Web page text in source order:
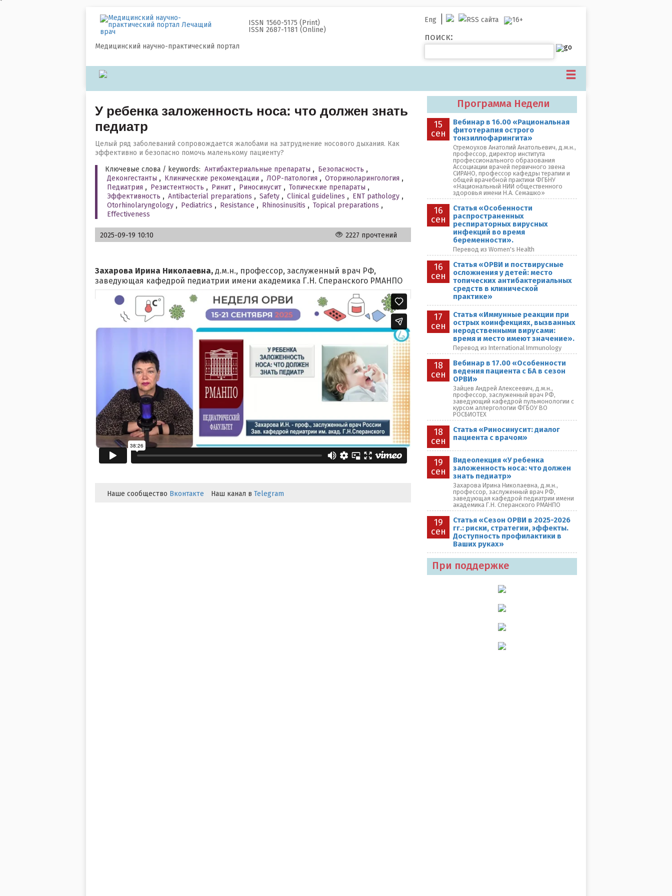
`
Медицинский научно-практический портал
ISSN 1560-5175 (Print)
ISSN 2687-1181 (Online)
Eng
поиск:
У ребенка заложенность носа: что должен знать
педиатр
Целый ряд заболеваний сопровождается жалобами на затруднение носового дыхания. Как
эффективно и безопасно помочь маленькому пациенту?
Ключевые слова / keywords: Антибактериальные препараты , Безопасность ,
Деконгестанты , Клинические рекомендации , ЛОР-патология , Оториноларингология ,
Педиатрия , Резистентность , Ринит , Риносинусит , Топические препараты ,
Эффективность , Antibacterial preparations , Safety , Clinical guidelines , ENT pathology ,
Otorhinolaryngology , Pediatrics , Resistance , Rhinosinusitis , Topical preparations ,
Effectiveness
2025-09-19 10:10 2227 прочтений
Захарова Ирина Николаевна, д.м.н., профессор, заслуженный врач РФ,
заведующая кафедрой педиатрии имени академика Г.Н. Сперанского РМАНПО
Наше сообщество Вконтакте Наш канал в Telegram
Программа Недели
15
сен
Вебинар в 16.00 «Рациональная
фитотерапия острого
тонзиллофарингита»
Стремоухов Анатолий Анатольевич, д.м.н.,
профессор, директор института
профессионального образования
Ассоциации врачей первичного звена
СИРАНО, профессор кафедры терапии и
общей врачебной практики ФГБНУ
«Национальный НИИ общественного
здоровья имени Н.А. Семашко»
16
сен
Статья «Особенности
распространенных
респираторных вирусных
инфекций во время
беременности».
Перевод из Women's Health
16
сен
Статья «ОРВИ и поствирусные
осложнения у детей: место
топических антибактериальных
средств в клинической
практике»
17
сен
Статья «Иммунные реакции при
острых коинфекциях, вызванных
неродственными вирусами:
время и место имеют значение».
Перевод из International Immunology
18
сен
Вебинар в 17.00 «Особенности
ведения пациента с БА в сезон
ОРВИ»
Зайцев Андрей Алексеевич, д.м.н.,
профессор, заслуженный врач РФ,
заведующий кафедрой пульмонологии с
курсом аллергологии ФГБОУ ВО
РОСБИОТЕХ
18
сен
Статья «Риносинусит: диалог
пациента с врачом»
19
сен
Видеолекция «У ребенка
заложенность носа: что должен
знать педиатр»
Захарова Ирина Николаевна, д.м.н.,
профессор, заслуженный врач РФ,
заведующая кафедрой педиатрии имени
академика Г.Н. Сперанского РМАНПО
19
сен
Статья «Сезон ОРВИ в 2025-2026
гг.: риски, стратегии, эффекты.
Доступность профилактики в
Ваших руках»
При поддержке